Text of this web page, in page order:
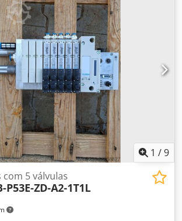
1 /9
com 5 válvulas
P53E-ZD-A2-1T1L